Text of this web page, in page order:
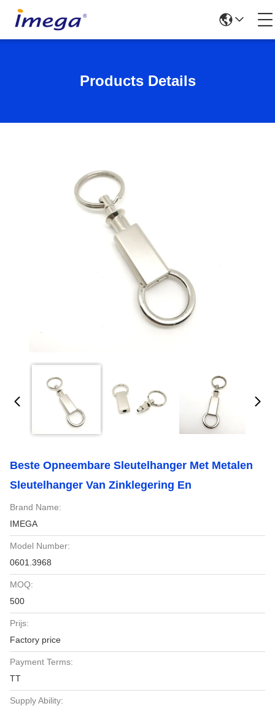
Products Details
Beste Opneembare Sleutelhanger Met Metalen
Sleutelhanger Van Zinklegering En
Brand Name:
IMEGA
Model Number:
0601.3968
MOQ:
500
Prijs:
Factory price
Payment Terms:
TT
Supply Ability: